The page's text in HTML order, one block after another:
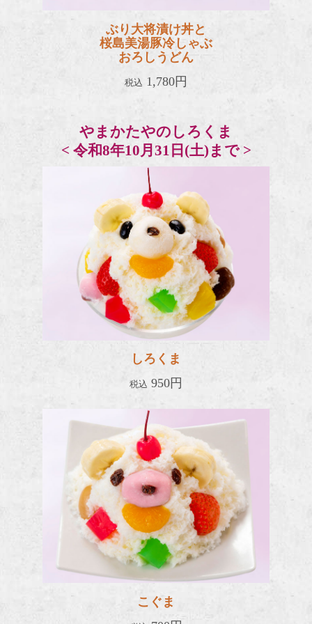
ぶり大将漬け丼と
桜島美湯豚冷しゃぶ
おろしうどん
税込 1,780円
やまかたやのしろくま
< 令和8年10月31日(土)まで >
しろくま
税込 950円
こぐま